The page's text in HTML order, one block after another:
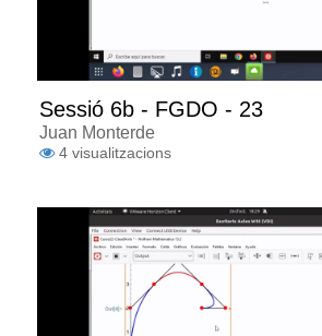
Sessió 6b - FGDO - 23
Juan Monterde
4 visualitzacions